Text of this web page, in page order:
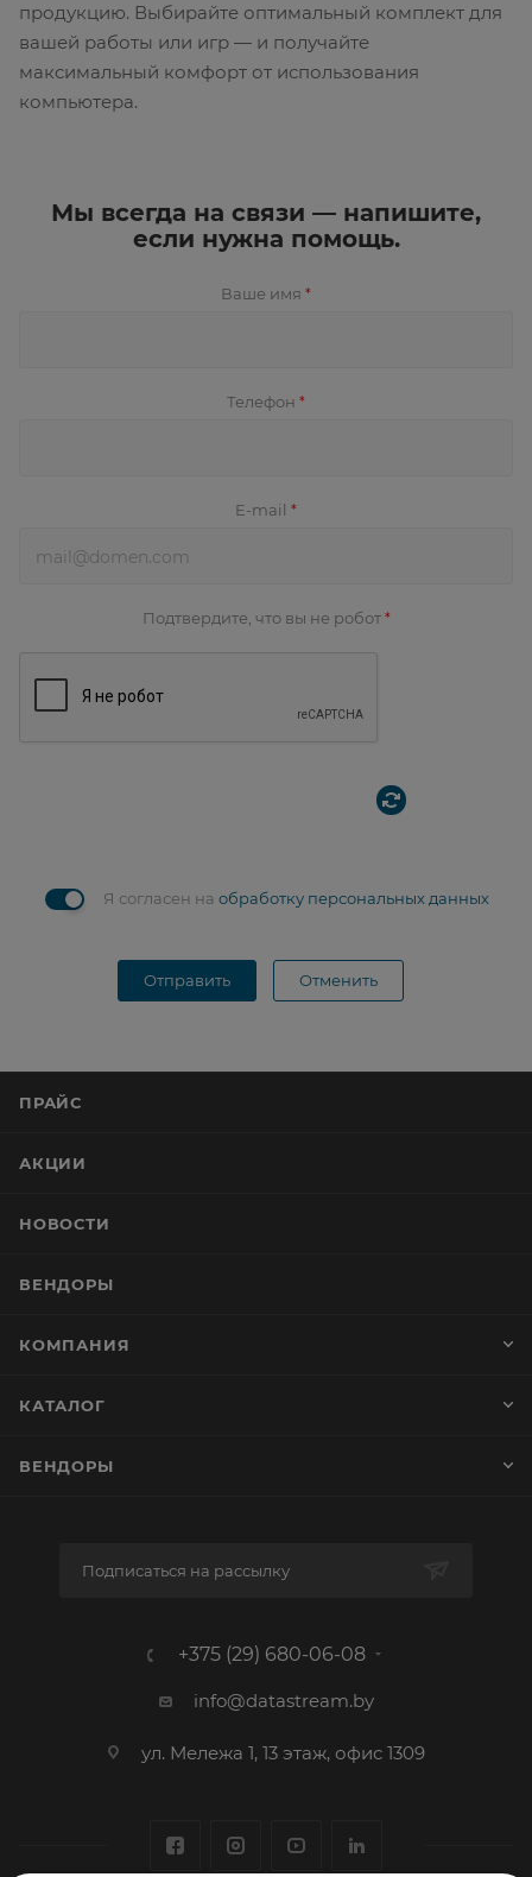
продукцию. Выбирайте оптимальный комплект для
вашей работы или игр — и получайте
максимальный комфорт от использования
компьютера.
Мы всегда на связи — напишите,
если нужна помощь.
Ваше имя *
Телефон *
E-mail *
Подтвердите, что вы не робот *
Я согласен на обработку персональных данных
Отправить Отменить
ПРАЙС
АКЦИИ
НОВОСТИ
ВЕНДОРЫ
КОМПАНИЯ
КАТАЛОГ
ВЕНДОРЫ
Подписаться на рассылку
+375 (29) 680-06-08
info@datastream.by
ул. Мележа 1, 13 этаж, офис 1309